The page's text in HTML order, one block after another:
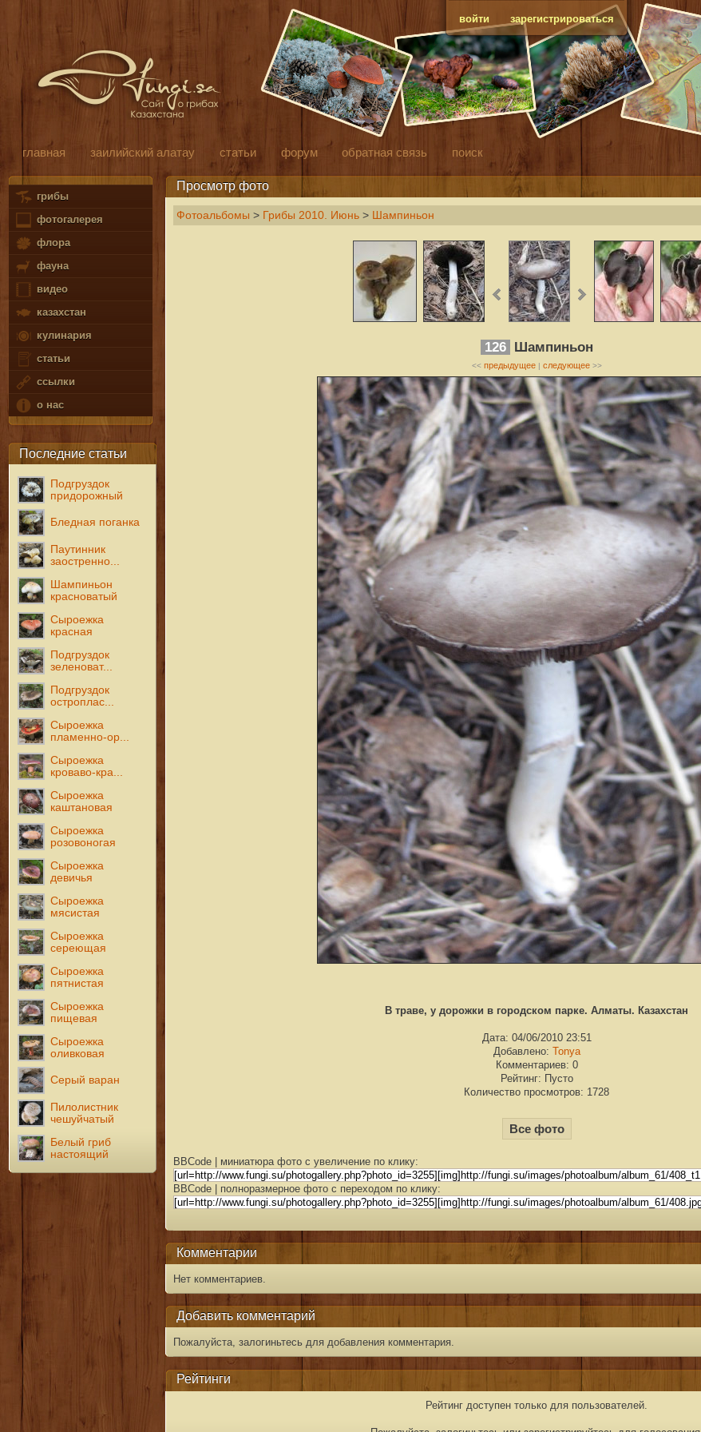
войти зарегистрироваться
главная заилийский алатау статьи форум обратная связь поиск
грибы
фотогалерея
флора
фауна
видео
казахстан
кулинария
статьи
ссылки
о нас
Последние статьи
Подгруздок
придорожный
Бледная поганка
Паутинник
заостренно...
Шампиньон
красноватый
Сыроежка
красная
Подгруздок
зеленоват...
Подгруздок
остроплас...
Сыроежка
пламенно-ор...
Сыроежка
кроваво-кра...
Сыроежка
каштановая
Сыроежка
розовоногая
Сыроежка
девичья
Сыроежка
мясистая
Сыроежка
сереющая
Сыроежка
пятнистая
Сыроежка
пищевая
Сыроежка
оливковая
Серый варан
Пилолистник
чешуйчатый
Белый гриб
настоящий
Просмотр фото
Фотоальбомы > Грибы 2010. Июнь> Шампиньон
126 Шампиньон
<< предыдущее| следующее>>
В траве, у дорожки в городском парке. Алматы. Казахстан
Дата: 04/06/2010 23:51
Добавлено: Tonya
Комментариев: 0
Рейтинг: Пусто
Количество просмотров: 1728
Все фото
BBCode | миниатюра фото с увеличение по клику:
BBCode | полноразмерное фото с переходом по клику:
Комментарии
Нет комментариев.
Добавить комментарий
Пожалуйста, залогиньтесь для добавления комментария.
Рейтинги
Рейтинг доступен только для пользователей.